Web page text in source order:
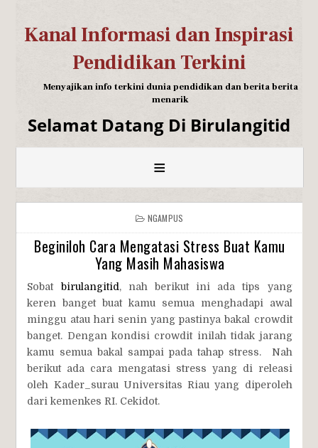
Kanal Informasi dan Inspirasi
Pendidikan Terkini
Menyajikan info terkini dunia pendidikan dan berita berita
menarik
Selamat Datang Di Birulangitid
≡
NGAMPUS
Beginiloh Cara Mengatasi Stress Buat Kamu
Yang Masih Mahasiswa
Sobat birulangitid , nah berikut ini ada tips yang
keren banget buat kamu semua menghadapi awal
minggu atau hari senin yang pastinya bakal crowdit
banget. Dengan kondisi crowdit inilah tidak jarang
kamu semua bakal sampai pada tahap stress. Nah
berikut ada cara mengatasi stress yang di releasi
oleh Kader_surau Universitas Riau yang diperoleh
dari kemenkes RI. Cekidot.